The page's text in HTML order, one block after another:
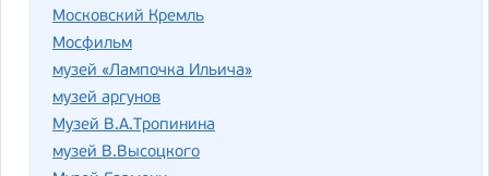
Московский Кремль
Мосфильм
музей «Лампочка Ильича»
музей аргунов
Музей В.А.Тропинина
музей В.Высоцкого